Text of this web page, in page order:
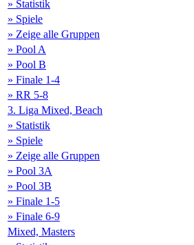
» Statistik
» Spiele
» Zeige alle Gruppen
» Pool A
» Pool B
» Finale 1-4
» RR 5-8
3. Liga Mixed, Beach
» Statistik
» Spiele
» Zeige alle Gruppen
» Pool 3A
» Pool 3B
» Finale 1-5
» Finale 6-9
Mixed, Masters